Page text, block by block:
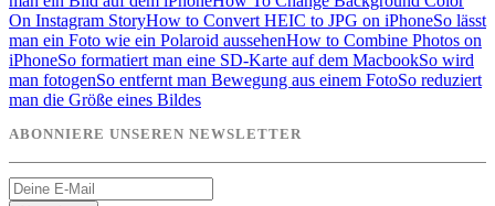
On Instagram StoryHow to Convert HEIC to JPG on iPhoneSo lässt
man ein Foto wie ein Polaroid aussehenHow to Combine Photos on
iPhoneSo formatiert man eine SD-Karte auf dem MacbookSo wird
man fotogenSo entfernt man Bewegung aus einem FotoSo reduziert
man die Größe eines Bildes
ABONNIERE UNSEREN NEWSLETTER